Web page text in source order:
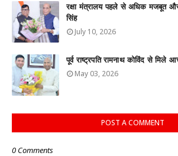
रक्षा मंत्रालय पहले से अधिक मजबूत
सिंह
July 10, 2026
पूर्व राष्ट्रपति रामनाथ कोविंद से मिले
May 03, 2026
POST A COMMENT
0 Comments